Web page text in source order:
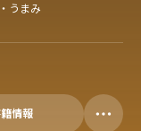
うまみ
情報